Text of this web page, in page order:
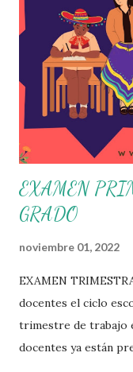
necesidades de la
emprender para
Estudio dentro y
Sesión Ordinaria se
posibles acciones a
y con la comunidad,
identificadas.
EXAMEN
GRADO
noviembre 01, 2022
EXAMEN
docentes el ciclo
trimestre de trabajo
docentes ya están